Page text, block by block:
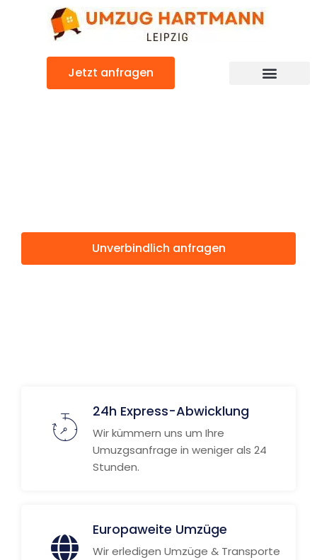
Jetzt anfragen
Unverbindlich anfragen
24h Express-Abwicklung
Wir kümmern uns um Ihre
Umuzgsanfrage in weniger als 24
Stunden.
Europaweite Umzüge
Wir erledigen Umzüge & Transporte